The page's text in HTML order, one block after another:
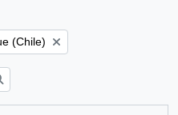
filter:
(Chile)